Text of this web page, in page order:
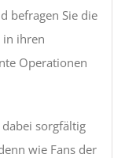
befragen Sie die
in ihren
Operationen
sorgfältig
wie Fans der